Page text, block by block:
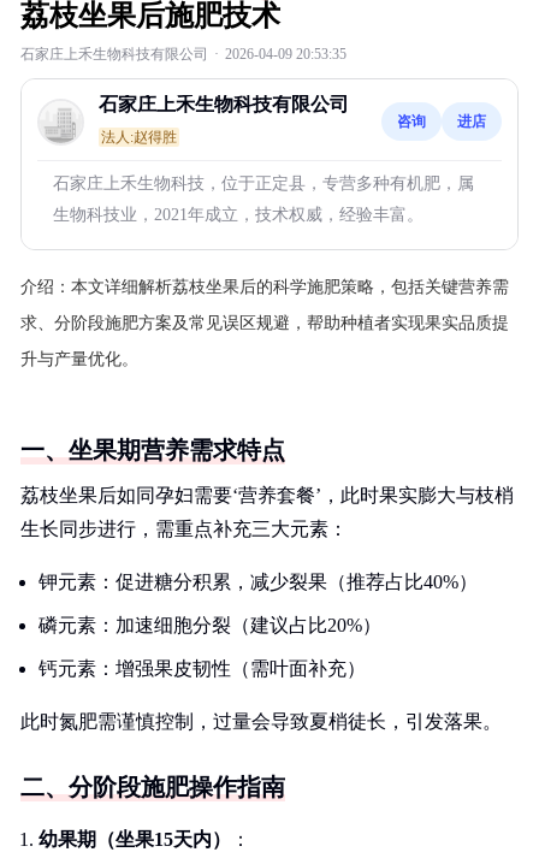
荔枝坐果后施肥技术
石家庄上禾生物科技有限公司 · 2026-04-09 20:53:35
石家庄上禾生物科技有限公司
法人:赵得胜
咨询 进店
石家庄上禾生物科技，位于正定县，专营多种有机肥，属
生物科技业，2021年成立，技术权威，经验丰富。
介绍： 本文详细解析荔枝坐果后的科学施肥策略，包括关键营养需
求、分阶段施肥方案及常见误区规避，帮助种植者实现果实品质提
升与产量优化。
一、坐果期营养需求特点
荔枝坐果后如同孕妇需要‘营养套餐’，此时果实膨大与枝梢
生长同步进行，需重点补充三大元素：
钾元素：促进糖分积累，减少裂果（推荐占比40%）
磷元素：加速细胞分裂（建议占比20%）
钙元素：增强果皮韧性（需叶面补充）
此时氮肥需谨慎控制，过量会导致夏梢徒长，引发落果。
二、分阶段施肥操作指南
幼果期（坐果15天内） ：